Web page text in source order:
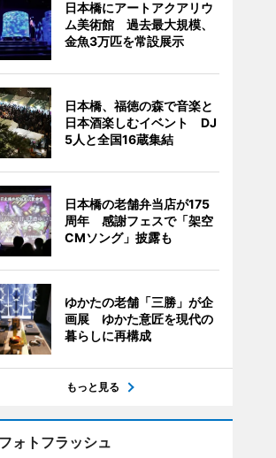
日本橋にアートアクアリウ
ム美術館 過去最大規模、
金魚3万匹を常設展示
日本橋、福徳の森で音楽と
日本酒楽しむイベント DJ
5人と全国16蔵集結
日本橋の老舗弁当店が175
周年 感謝フェスで「架空
CMソング」披露も
ゆかたの老舗「三勝」が企
画展 ゆかた意匠を現代の
暮らしに再構成
もっと見る
フォトフラッシュ